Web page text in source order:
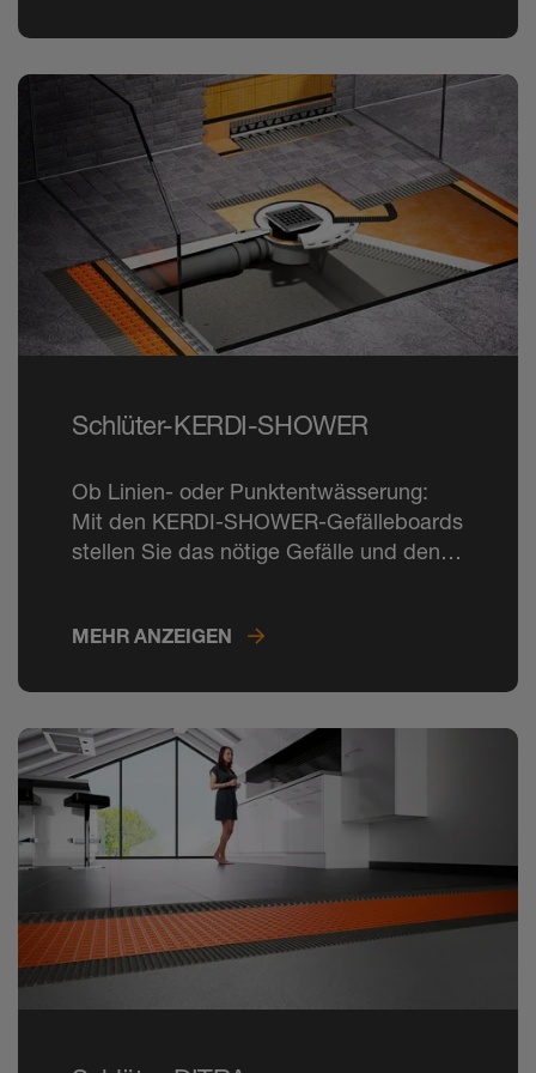
Schlüter-KERDI-SHOWER
Ob Linien- oder Punktentwässerung:
Mit den KERDI-SHOWER-Gefälleboards
stellen Sie das nötige Gefälle und den
MEHR ANZEIGEN